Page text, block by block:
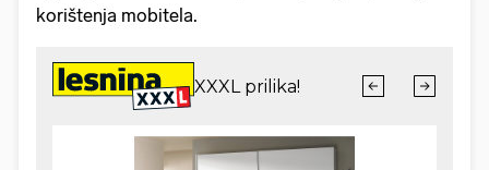
korištenja mobitela.